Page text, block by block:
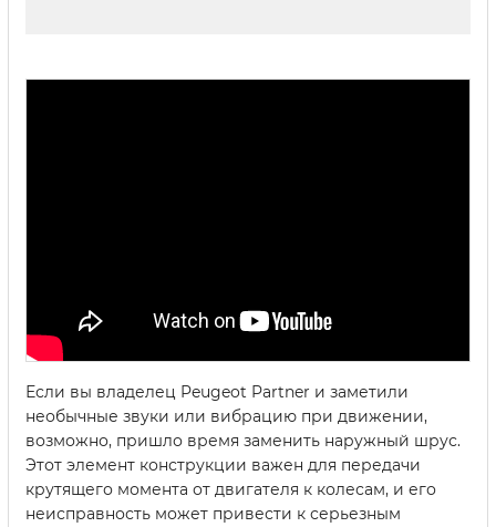
Если вы владелец Peugeot Partner и заметили
необычные звуки или вибрацию при движении,
возможно, пришло время заменить наружный шрус.
Этот элемент конструкции важен для передачи
крутящего момента от двигателя к колесам, и его
неисправность может привести к серьезным